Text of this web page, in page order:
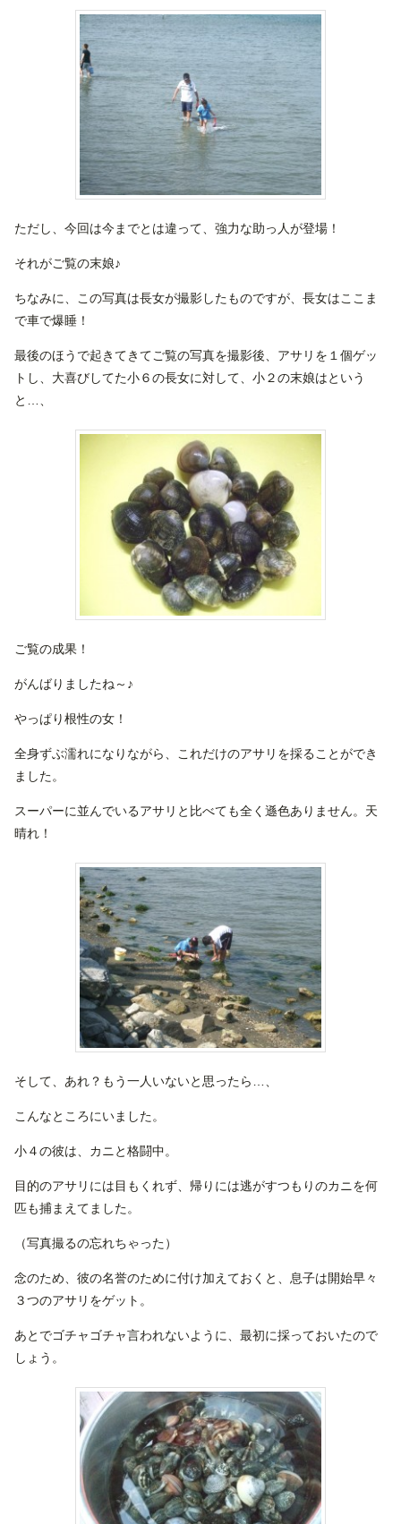
ただし、今回は今までとは違って、強力な助っ人が登場！
それがご覧の末娘♪
ちなみに、この写真は長女が撮影したものですが、長女はここま
で車で爆睡！
最後のほうで起きてきてご覧の写真を撮影後、アサリを１個ゲッ
トし、大喜びしてた小６の長女に対して、小２の末娘はという
と…、
ご覧の成果！
がんばりましたね～♪
やっぱり根性の女！
全身ずぶ濡れになりながら、これだけのアサリを採ることができ
ました。
スーパーに並んでいるアサリと比べても全く遜色ありません。天
晴れ！
そして、あれ？もう一人いないと思ったら…、
こんなところにいました。
小４の彼は、カニと格闘中。
目的のアサリには目もくれず、帰りには逃がすつもりのカニを何
匹も捕まえてました。
（写真撮るの忘れちゃった）
念のため、彼の名誉のために付け加えておくと、息子は開始早々
３つのアサリをゲット。
あとでゴチャゴチャ言われないように、最初に採っておいたので
しょう。